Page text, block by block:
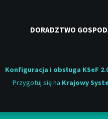
DORADZTWO
Konfiguracja i obsługa KSeF
Przygotuj się na Krajowy